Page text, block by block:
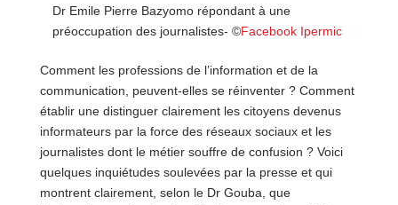
Dr Emile Pierre Bazyomo répondant à une
préoccupation des journalistes- ©Facebook Ipermic
Comment les professions de l’information et de la
communication, peuvent-elles se réinventer ? Comment
établir une distinguer clairement les citoyens devenus
informateurs par la force des réseaux sociaux et les
journalistes dont le métier souffre de confusion ? Voici
quelques inquiétudes soulevées par la presse et qui
montrent clairement, selon le Dr Gouba, que